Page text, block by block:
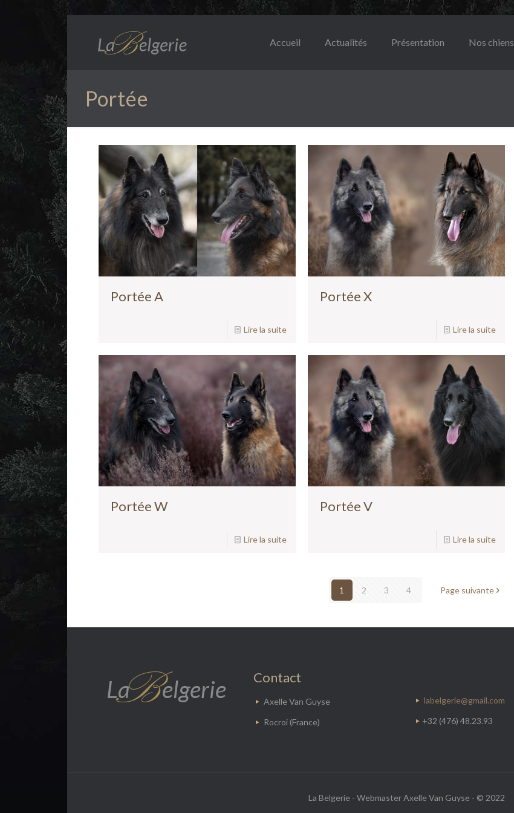
Accueil Actualités Présentation Nos chiens
Portée
Portée A
Lire la suite
Portée X
Lire la suite
Portée W
Lire la suite
Portée V
Lire la suite
1 2 3 4 Page suivante
Contact
​Axelle Van Guyse
Rocroi (France)
labelgerie@gmail.com
+32 (476) 48.23.93
La Belgerie - Webmaster Axelle Van Guyse - © 2022